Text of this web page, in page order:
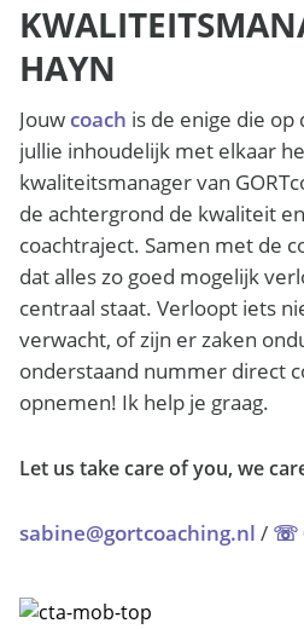
HAYN
Jouw coach is de enige die op
jullie inhoudelijk met elkaar
kwaliteitsmanager van
de achtergrond de kwaliteit
coachtraject. Samen met de
dat alles zo goed mogelijk
centraal staat. Verloopt iets
verwacht, of zijn er zaken
onderstaand nummer direct
opnemen! Ik help je graag.
Let us take care of you, we
sabine@gortcoaching.nl / ☏